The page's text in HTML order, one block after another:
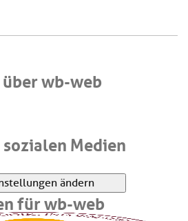
wb-web
Medien
ändern
für wb-web